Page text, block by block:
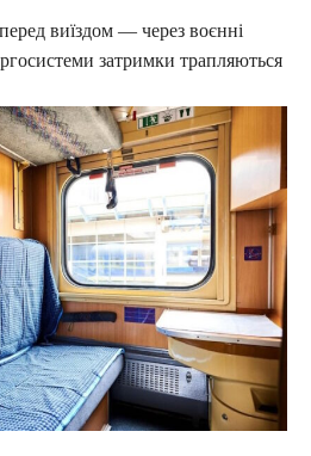
виїздом — через воєнні
затримки трапляються